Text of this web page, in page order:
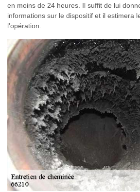
en moins de 24 heures. Il suffit de lui
informations sur le dispositif et il estimera
l’opération.